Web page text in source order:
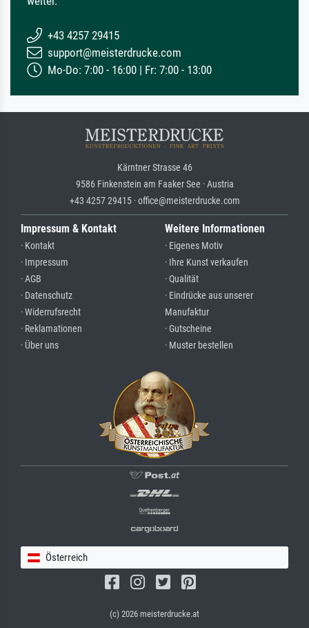
+43 4257 29415
support@meisterdrucke.com
Mo-Do: 7:00 - 16:00 | Fr: 7:00 - 13:00
Kärntner Strasse 46
9586 Finkenstein am Faaker See · Austria
+43 4257 29415 · office@meisterdrucke.com
Impressum & Kontakt
· Kontakt
· Impressum
· AGB
· Datenschutz
· Widerrufsrecht
· Reklamationen
· Über uns
Weitere Informationen
· Eigenes Motiv
· Ihre Kunst verkaufen
· Qualität
· Eindrücke aus unserer
Manufaktur
· Gutscheine
· Muster bestellen
Österreich
(c) 2026 meisterdrucke.at